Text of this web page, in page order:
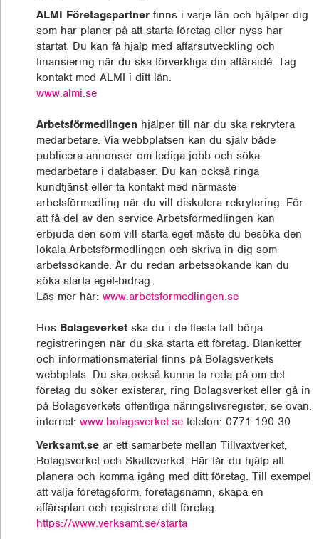
ALMI Företagspartner finns i varje län och hjälper dig
som har planer på att starta företag eller nyss har
startat. Du kan få hjälp med affärsutveckling och
finansiering när du ska förverkliga din affärsidé. Tag
kontakt med ALMI i ditt län.
www.almi.se
Arbetsförmedlingen hjälper till när du ska rekrytera
medarbetare. Via webbplatsen kan du själv både
publicera annonser om lediga jobb och söka
medarbetare i databaser. Du kan också ringa
kundtjänst eller ta kontakt med närmaste
arbetsförmedling när du vill diskutera rekrytering. För
att få del av den service Arbetsförmedlingen kan
erbjuda den som vill starta eget måste du besöka den
lokala Arbetsförmedlingen och skriva in dig som
arbetssökande. Är du redan arbetssökande kan du
söka starta eget-bidrag.
Läs mer här: www.arbetsformedlingen.se
Hos Bolagsverket ska du i de flesta fall börja
registreringen när du ska starta ett företag. Blanketter
och informationsmaterial finns på Bolagsverkets
webbplats. Du ska också kunna ta reda på om det
företag du söker existerar, ring Bolagsverket eller gå in
på Bolagsverkets offentliga näringslivsregister, se ovan.
internet: www.bolagsverket.se telefon: 0771-190 30
Verksamt.se är ett samarbete mellan Tillväxtverket,
Bolagsverket och Skatteverket. Här får du hjälp att
planera och komma igång med ditt företag. Till exempel
att välja företagsform, företagsnamn, skapa en
affärsplan och registrera ditt företag.
https://www.verksamt.se/starta